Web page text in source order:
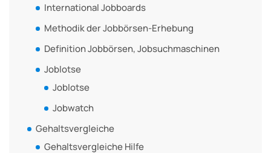
International Jobboards
Methodik der Jobbörsen-Erhebung
Definition Jobbörsen, Jobsuchmaschinen
Joblotse
Joblotse
Jobwatch
Gehaltsvergleiche
Gehaltsvergleiche Hilfe